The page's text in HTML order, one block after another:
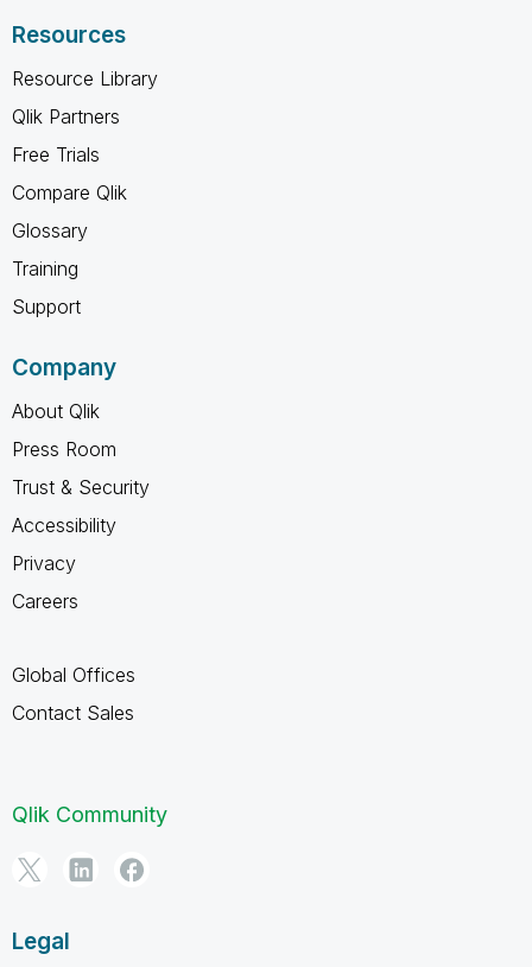
Resources
Resource Library
Qlik Partners
Free Trials
Compare Qlik
Glossary
Training
Support
Company
About Qlik
Press Room
Trust & Security
Accessibility
Privacy
Careers
Global Offices
Contact Sales
Qlik Community
Legal